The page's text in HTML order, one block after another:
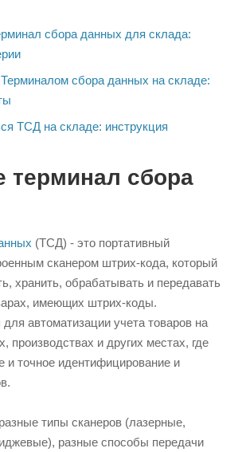
сбора данных для склада:
Терминалом сбора данных на складе:
ТСД на складе: инструкция
терминал сбора
(ТСД) - это портативный
сканером штрих-кода, который
хранить, обрабатывать и передавать
имеющих штрих-коды.
автоматизации учета товаров на
производствах и других местах, где
и точное идентифицирование и
типы сканеров (лазерные,
разные способы передачи